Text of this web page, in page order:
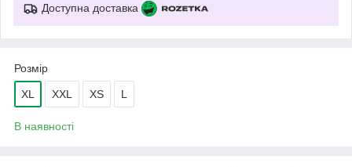
Доступна доставка
Розмір
XL XXL XS L
В наявності